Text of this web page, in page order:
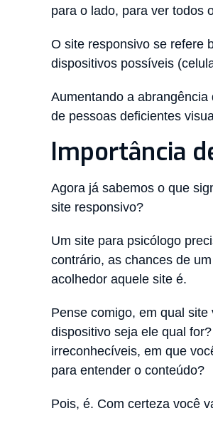
para o lado, para ver todos
O site responsivo se refere
dispositivos possíveis
Aumentando a
de pessoas deficientes
Importância
Agora já sabemos o que
site responsivo?
Um site para psicólogo
contrário, as chances de
acolhedor aquele site é.
Pense comigo, em qual
dispositivo seja ele qual
irreconhecíveis, em que
para entender o conteúdo?
Pois, é. Com certeza você